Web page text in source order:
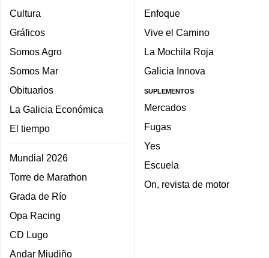
Cultura
Gráficos
Somos Agro
Somos Mar
Obituarios
La Galicia Económica
El tiempo
Mundial 2026
Torre de Marathon
Grada de Río
Opa Racing
CD Lugo
Andar Miudiño
Enfoque
Vive el Camino
La Mochila Roja
Galicia Innova
SUPLEMENTOS
Mercados
Fugas
Yes
Escuela
On, revista de motor